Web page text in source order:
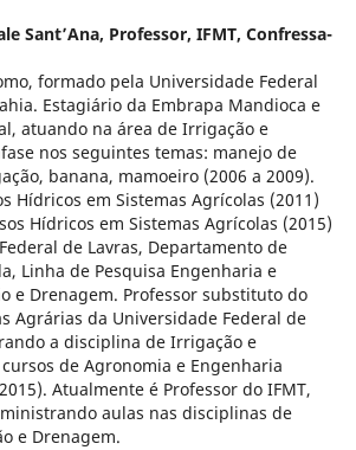
Sant’Ana, Professor, IFMT, Confressa-
formado pela Universidade Federal
Estagiário da Embrapa Mandioca e
atuando na área de Irrigação e
nos seguintes temas: manejo de
banana, mamoeiro (2006 a 2009).
Hídricos em Sistemas Agrícolas (2011)
Hídricos em Sistemas Agrícolas (2015)
de Lavras, Departamento de
Linha de Pesquisa Engenharia e
e Drenagem. Professor substituto do
Agrárias da Universidade Federal de
a disciplina de Irrigação e
de Agronomia e Engenharia
Atualmente é Professor do IFMT,
aulas nas disciplinas de
e Drenagem.